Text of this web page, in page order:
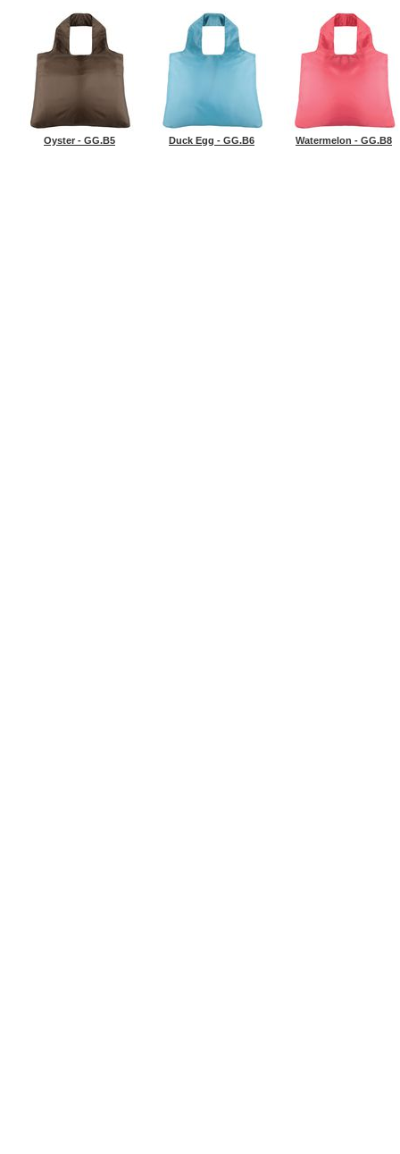
Oyster - GG.B5 Duck Egg - GG.B6 Watermelon - GG.B8